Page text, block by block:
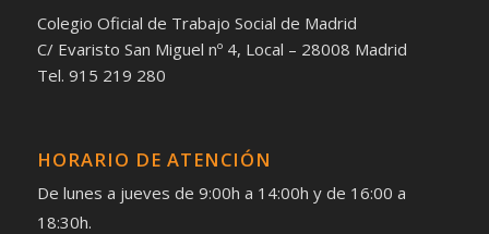
Colegio Oficial de Trabajo Social de Madrid
C/ Evaristo San Miguel nº 4, Local – 28008 Madrid
Tel. 915 219 280
HORARIO DE ATENCIÓN
De lunes a jueves de 9:00h a 14:00h y de 16:00 a
18:30h.